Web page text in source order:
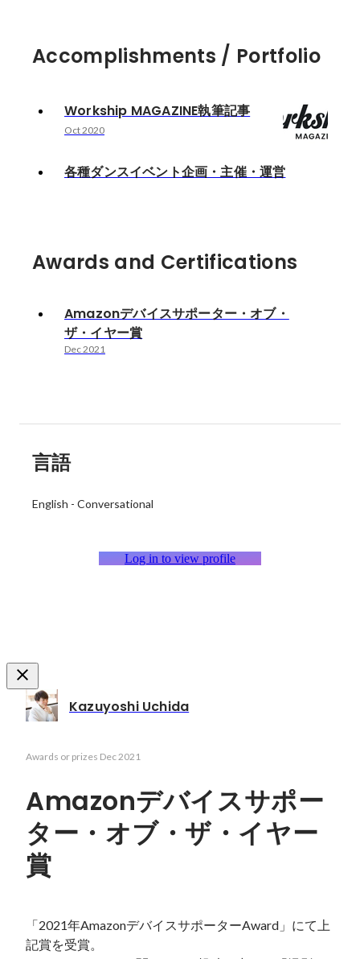
Accomplishments / Portfolio
Workship MAGAZINE執筆記事
Oct 2020
各種ダンスイベント企画・主催・運営
Awards and Certifications
Amazonデバイスサポーター・オブ・
ザ・イヤー賞
Dec 2021
言語
English - Conversational
Log in to view profile
Kazuyoshi Uchida
Awards or prizes Dec 2021
Amazonデバイスサポー
ター・オブ・ザ・イヤー
賞
「2021年AmazonデバイスサポーターAward」にて上
記賞を受賞。